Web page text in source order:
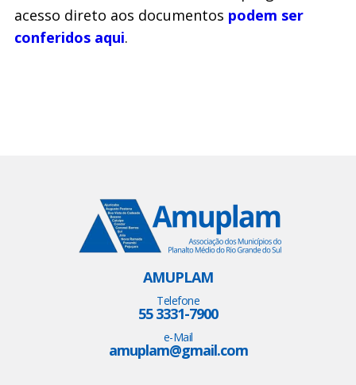
acesso direto aos documentos podem ser
conferidos aqui.
AMUPLAM
Telefone
55 3331-7900
e-Mail
amuplam@gmail.com